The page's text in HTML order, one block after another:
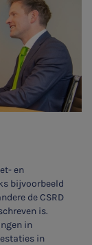
en
bijvoorbeeld
de CSRD
is.
in
in